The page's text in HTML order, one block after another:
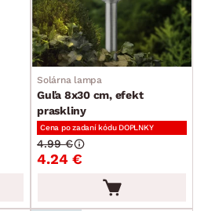
Solárna lampa
Guľa 8x30 cm, efekt
praskliny
Cena po zadaní kódu DOPLNKY
4.24 €
4.99 €